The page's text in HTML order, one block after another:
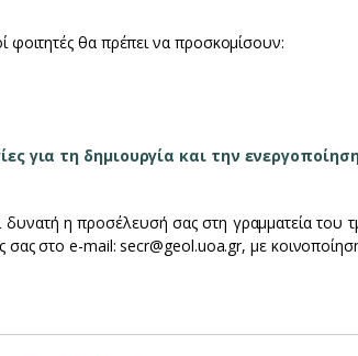
φοιτητές θα πρέπει να προσκομίσουν:
για τη δημιουργία και την
η προσέλευσή σας στη γραμματεία του
σας στο e-mail: secr@geol.uoa.gr, με